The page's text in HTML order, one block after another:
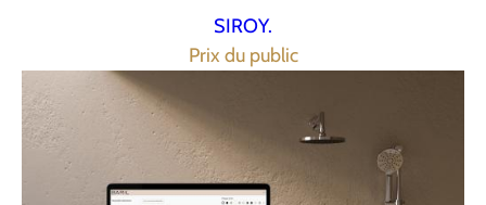
SIROY.
Prix du public